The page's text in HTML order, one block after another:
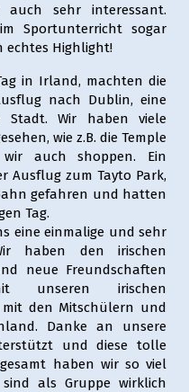
auch sehr interessant.
Sportunterricht sogar
echtes Highlight!
in Irland, machten die
nach Dublin, eine
Stadt. Wir haben viele
wie z.B. die Temple
auch shoppen. Ein
Ausflug zum Tayto Park,
gefahren und hatten
Tag.
eine einmalige und sehr
haben den irischen
neue Freundschaften
unseren irischen
den Mitschülern und
Danke an unsere
und diese tolle
haben wir so viel
als Gruppe wirklich